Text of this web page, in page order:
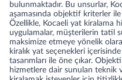
bulunmaktadır. Bu unsurlar,
aşamasında objektif kriterler
Özellikle, Kocaeli yat kiralama
uygulamalar, müşterilerin tatil
maksimize etmeye yönelik
kiralık yat seçenekleri
tasarımları ile öne çıkar.
hizmetlere dair sunulan teknik